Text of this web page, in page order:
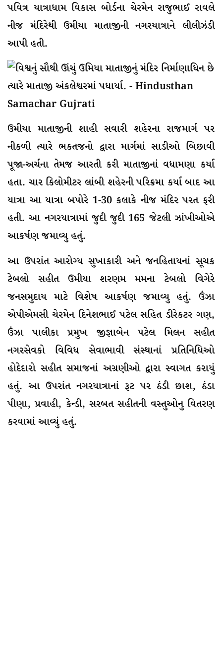
પવિત્ર યાત્રાધામ વિકાસ બોર્ડના ચેરમેન રાજુભાઈ રાવલે
નીજ મંદિરેથી ઉમીયા માતાજીની નગરયાત્રાને લીલીઝંડી
આપી હતી.
ઉમીયા માતાજીની શાહી સવારી શહેરના રાજમાર્ગ પર
નીકળી ત્યારે ભકતજનો દ્વારા માર્ગમાં સાડીઓ બિછાવી
પૂજા-અર્ચના તેમજ આરતી કરી માતાજીનાં વધામણા કર્યા
હતા. ચાર કિલોમીટર લાંબી શહેરની પરિક્રમા કર્યા બાદ આ
યાત્રા આ યાત્રા બપોરે 1-30 કલાકે નીજ મંદિર પરત ફરી
હતી. આ નગરયાત્રામાં જુદી જુદી 165 જેટલી ઝાંખીઓએ
આકર્ષણ જમાવ્યુ હતું.
આ ઉપરાંત આરોગ્ય સુખાકારી અને જનહિતાયનાં સૂચક
ટેબલો સહીત ઉમીયા શરણમ મમના ટેબલો વિગેરે
જનસમુદાય માટે વિશેષ આકર્ષણ જમાવ્યુ હતું. ઉંઝા
એપીએમસી ચેરમેન દિનેશભાઈ પટેલ સહિત ડીરેકટર ગણ,
ઉંઝા પાલીકા પ્રમુખ જીજ્ઞાબેન પટેલ મિલન સહીત
નગરસેવકો વિવિધ સેવાભાવી સંસ્થાનાં પ્રતિનિધિઓ
હોદેદારો સહીત સમાજનાં અગ્રણીઓ દ્વારા સ્વાગત કરાયું
હતું. આ ઉપરાંત નગરયાત્રાનાં રૂટ પર ઠંડી છાશ, ઠંડા
પીણા, પ્રવાહી, કેન્ડી, સરબત સહીતની વસ્તુઓનુ વિતરણ
કરવામાં આવ્યું હતું.